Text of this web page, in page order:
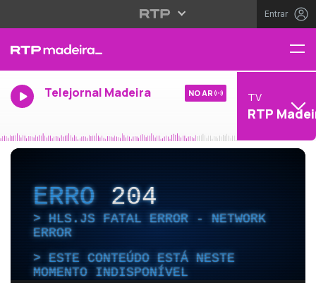
Entrar
Telejornal Madeira NO AR TV
RTP
ERRO204
HLS.JS FATAL ERROR - NETWORK
ERROR
ESTE CONTEÚDO ESTÁ NESTE
MOMENTO INDISPONÍVEL